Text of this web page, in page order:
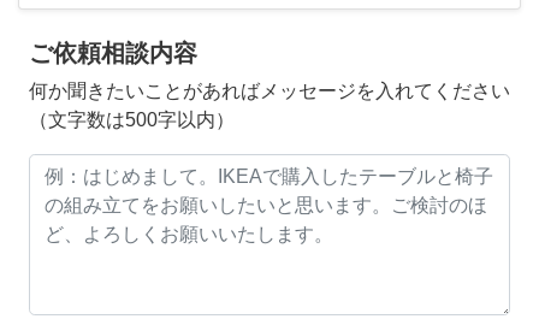
ご依頼相談内容
何か聞きたいことがあればメッセージを入れてください
（文字数は500字以内）